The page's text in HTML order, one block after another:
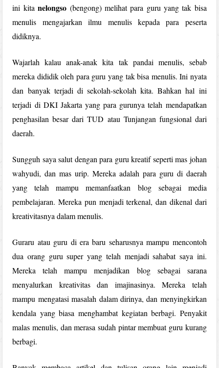
ini kitanelongso (bengong) melihat para guru yang tak bisa
menulis mengajarkan ilmu menulis kepada para peserta
didiknya.
Wajarlah kalau anak-anak kita tak pandai menulis, sebab
mereka dididik oleh para guru yang tak bisa menulis. Ini nyata
dan banyak terjadi di sekolah-sekolah kita. Bahkan hal ini
terjadi di DKI Jakarta yang para gurunya telah mendapatkan
penghasilan besar dari TUD atau Tunjangan fungsional dari
daerah.
Sungguh saya salut dengan para guru kreatif seperti mas johan
wahyudi, dan mas urip. Mereka adalah para guru di daerah
yang telah mampu memanfaatkan blog sebagai media
pembelajaran. Mereka pun menjadi terkenal, dan dikenal dari
kreativitasnya dalam menulis.
Guraru atau guru di era baru seharusnya mampu mencontoh
dua orang guru super yang telah menjadi sahabat saya ini.
Mereka telah mampu menjadikan blog sebagai sarana
menyalurkan kreativitas dan imajinasinya. Mereka telah
mampu mengatasi masalah dalam dirinya, dan menyingkirkan
kendala yang biasa menghambat kegiatan berbagi. Penyakit
malas menulis, dan merasa sudah pintar membuat guru kurang
berbagi.